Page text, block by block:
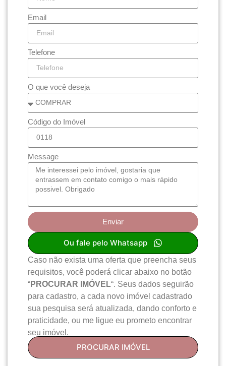
Email
Telefone
O que você deseja
Código do Imóvel
Message
Enviar
Ou fale pelo Whatsapp
Caso não exista uma oferta que preencha seus
requisitos, você poderá clicar abaixo no botão
“PROCURAR IMÓVEL“. Seus dados seguirão
para cadastro, a cada novo imóvel cadastrado
sua pesquisa será atualizada, dando conforto e
praticidade, ou me ligue eu prometo encontrar
seu imóvel.
PROCURAR IMÓVEL